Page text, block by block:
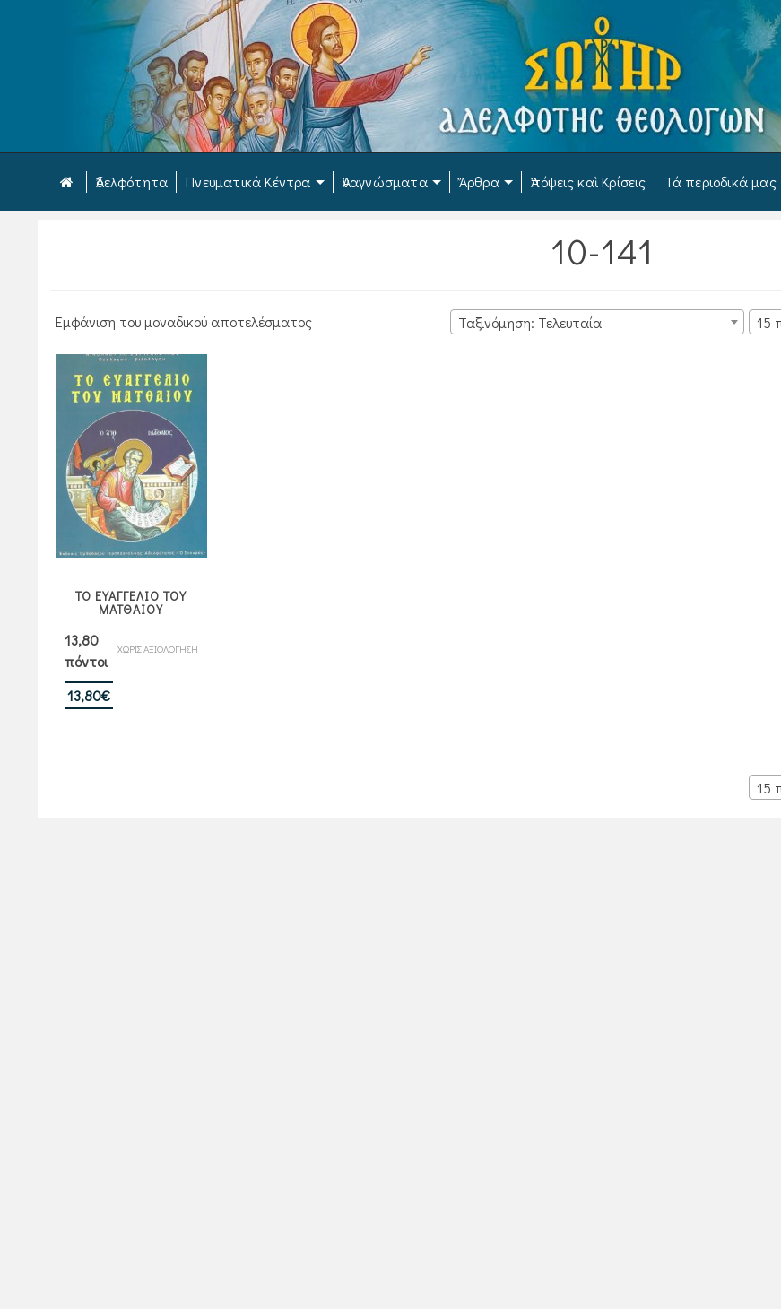
Ἀδελφότητα Πνευματικά Κέντρα Ἀναγνώσματα Ἄρθρα Ἀπόψεις καὶ Κρίσεις Τά περιοδικά μας
10-141
Εμφάνιση του μοναδικού αποτελέσματος Ταξινόμηση: Τελευταία
ΤΟ ΕΥΑΓΓΕΛΙΟ ΤΟΥ
ΜΑΤΘΑΙΟΥ
ΧΩΡΙΣ ΑΞΙΟΛΟΓΗΣΗ
13,80
πόντοι
13,80€